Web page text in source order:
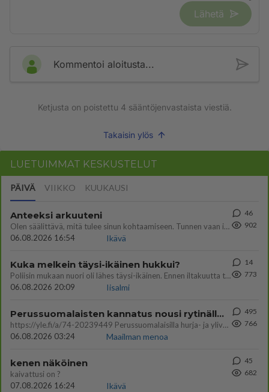
Lähetä
Kommentoi aloitusta...
Ketjusta on poistettu 4 sääntöjenvastaista viestiä.
Takaisin ylös
LUETUIMMAT KESKUSTELUT
PÄIVÄ VIIKKO KUUKAUSI
Anteeksi arkuuteni
Olen säälittävä, mitä tulee sinun kohtaamiseen. Tunnen vaan itseni todella epävarmaksi sun kanssa. Jos minun olisi pitän
06.08.2026 16:54
Ikävä
46
902
Kuka melkein täysi-ikäinen hukkui?
Poliisin mukaan nuori oli lähes täysi-ikäinen. Ennen iltakuutta tulleen ilmoituksen mukaan ihminen oli joutunut mahdoll
06.08.2026 20:09
Iisalmi
14
773
Perussuomalaisten kannatus nousi rytinällä Ylen tänään julkaisemassa tuoreimmassa gallup-kyselyssä.
https://yle.fi/a/74-20239449 Perussuomalaisilla hurja- ja ylivoimaisesti suurin nousu tässä uudessa Ylen gallupissa. Kyl
06.08.2026 03:24
Maailman menoa
495
766
kenen näköinen
kaivattusi on ?
07.08.2026 16:24
Ikävä
45
682